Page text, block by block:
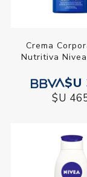
Crema
Nutritiva
$U
$U